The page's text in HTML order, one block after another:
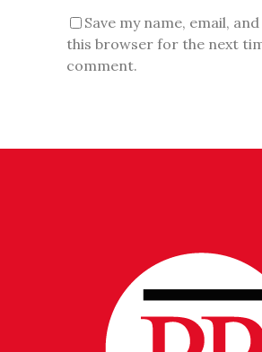
Save my name, email,
this browser for the next
comment.